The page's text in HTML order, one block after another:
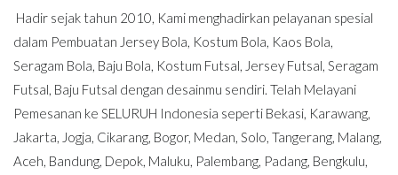
Hadir sejak tahun 2010, Kami menghadirkan pelayanan spesial
dalam Pembuatan Jersey Bola, Kostum Bola, Kaos Bola,
Seragam Bola, Baju Bola, Kostum Futsal, Jersey Futsal, Seragam
Futsal, Baju Futsal dengan desainmu sendiri. Telah Melayani
Pemesanan ke SELURUH Indonesia seperti Bekasi, Karawang,
Jakarta, Jogja, Cikarang, Bogor, Medan, Solo, Tangerang, Malang,
Aceh, Bandung, Depok, Maluku, Palembang, Padang, Bengkulu,